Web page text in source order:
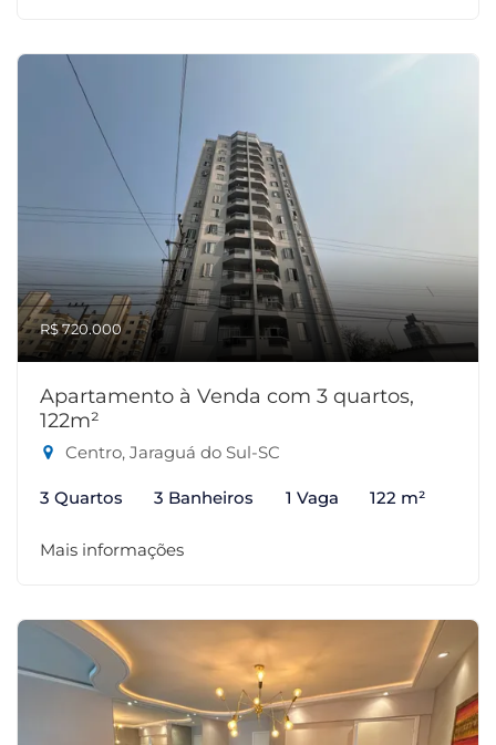
R$ 720.000
Apartamento à Venda com 3 quartos,
122m²
Centro, Jaraguá do Sul-SC
3 Quartos 3 Banheiros 1 Vaga 122 m²
Mais informações